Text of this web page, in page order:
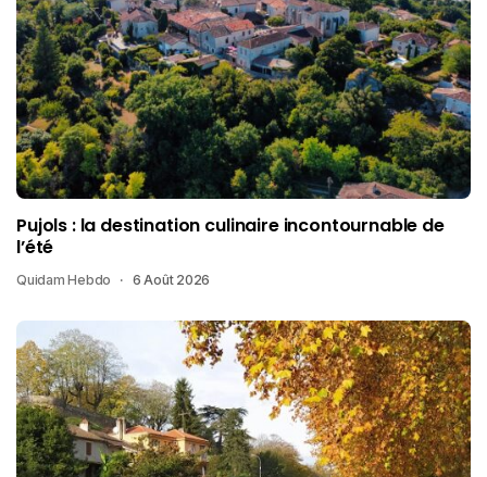
Pujols : la destination culinaire incontournable de
l’été
Quidam Hebdo 6 Août 2026